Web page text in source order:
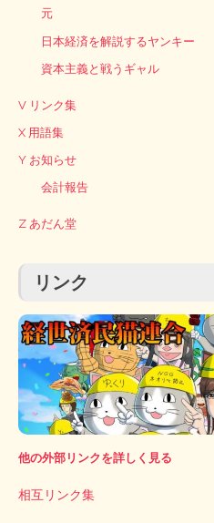
元
日本経済を解説するヤンキー
資本主義と戦うギャル
V リンク集
X 用語集
Y お知らせ
会計報告
Z あだん堂
リンク
他の外部リンクを詳しく見る
相互リンク集